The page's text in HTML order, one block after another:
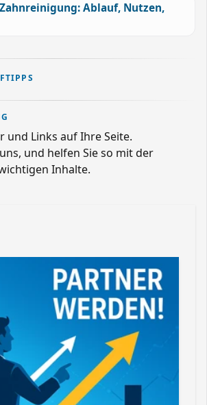
Ablauf, Nutzen,
und Links auf Ihre Seite.
und helfen Sie so mit der
Inhalte.